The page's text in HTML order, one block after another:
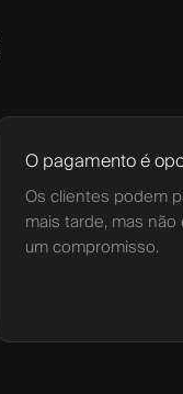
O pagamento é
Os clientes podem
mais tarde, mas
um compromisso.